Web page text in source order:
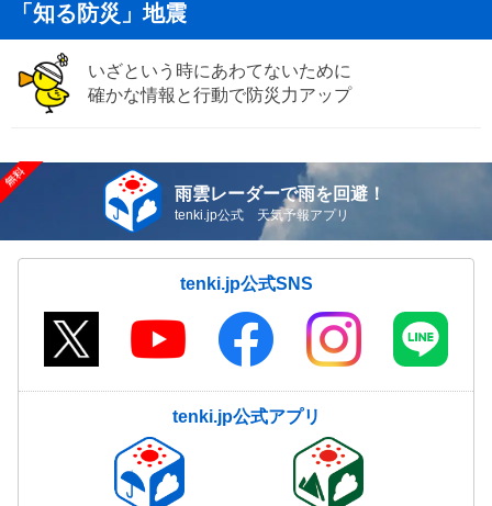
「知る防災」地震
いざという時にあわてないために
確かな情報と行動で防災力アップ
雨雲レーダーで雨を回避！
tenki.jp公式 天気予報アプリ
tenki.jp公式SNS
tenki.jp公式アプリ